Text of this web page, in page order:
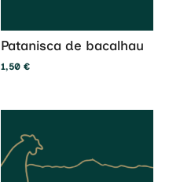
Patanisca de bacalhau
1,50 €